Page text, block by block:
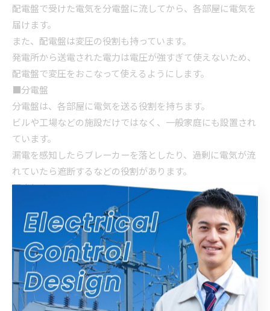
配電盤で受けた電気を分電盤に流してから、各部屋に電気を
届けます。
また、配電盤は変圧の役割も持っています。
発電所から送電された電力は電圧が強すぎて使えないため、
配電盤で変圧をおこなって使えるようにします。
■分電盤
分電盤は、各部屋に電気を送る役割を持ちます。
ビルや工場などの施設だけではなく、一般家庭にも設置され
ています。
漏電を感知したらブレーカーを落としたり、過剰に電気が流
れていたら遮断するなどの役割があります。
▼まとめ
盤には、制御盤・配電盤・分電盤などの種類があり、それぞ
れ役割があります。
電気を使う際に欠かせないものなので、ぜひこの機会に覚え
てみてくださいね。
また、「エムアイ電機 株式会社」では、制御盤の設計や製作
を承っています。
お困りのことがあれば、いつでもご相談ください。